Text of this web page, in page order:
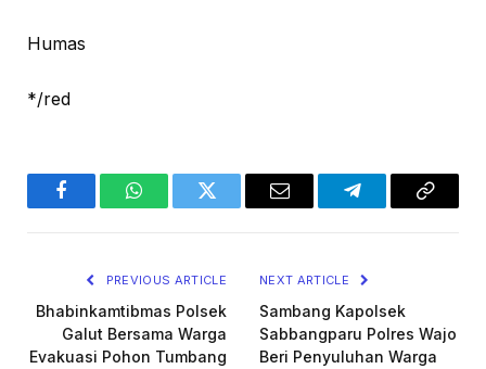
Humas
*/red
FacebookWhatsAppTwitter Email TelegramCopy
PREVIOUS ARTICLE
Bhabinkamtibmas Polsek
Galut Bersama Warga
Evakuasi Pohon Tumbang
NEXT ARTICLE
Sambang Kapolsek
Sabbangparu Polres Wajo
Beri Penyuluhan Warga